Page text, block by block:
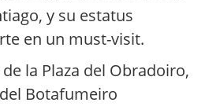
y su estatus
en un must-visit.
la Plaza del Obradoiro,
Botafumeiro